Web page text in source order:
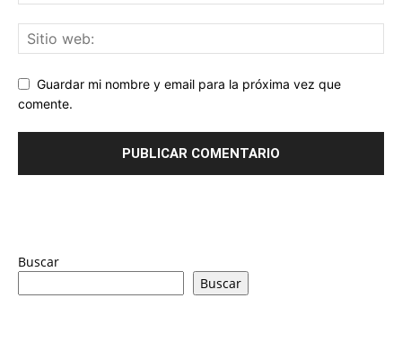
Guardar mi nombre y email para la próxima vez que
comente.
Buscar
Buscar